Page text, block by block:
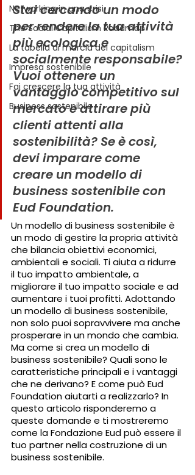
Networking in una crisi
The Social Capitalism Roadmap
La tabella di marcia del capitalism
Impresa sostenibile
Fai crescere la tua attività
Business sostenibile
Stai cercando un modo
per rendere la tua attività
più ecologica e
socialmente responsabile?
Vuoi ottenere un
vantaggio competitivo sul
mercato e attirare più
clienti attenti alla
sostenibilità? Se è così,
devi imparare come
creare un modello di
business sostenibile con
Eud Foundation.
Un modello di business sostenibile è
un modo di gestire la propria attività
che bilancia obiettivi economici,
ambientali e sociali. Ti aiuta a ridurre
il tuo impatto ambientale, a
migliorare il tuo impatto sociale e ad
aumentare i tuoi profitti. Adottando
un modello di business sostenibile,
non solo puoi sopravvivere ma anche
prosperare in un mondo che cambia.
Ma come si crea un modello di
business sostenibile? Quali sono le
caratteristiche principali e i vantaggi
che ne derivano? E come può Eud
Foundation aiutarti a realizzarlo? In
questo articolo risponderemo a
queste domande e ti mostreremo
come la Fondazione Eud può essere il
tuo partner nella costruzione di un
business sostenibile.